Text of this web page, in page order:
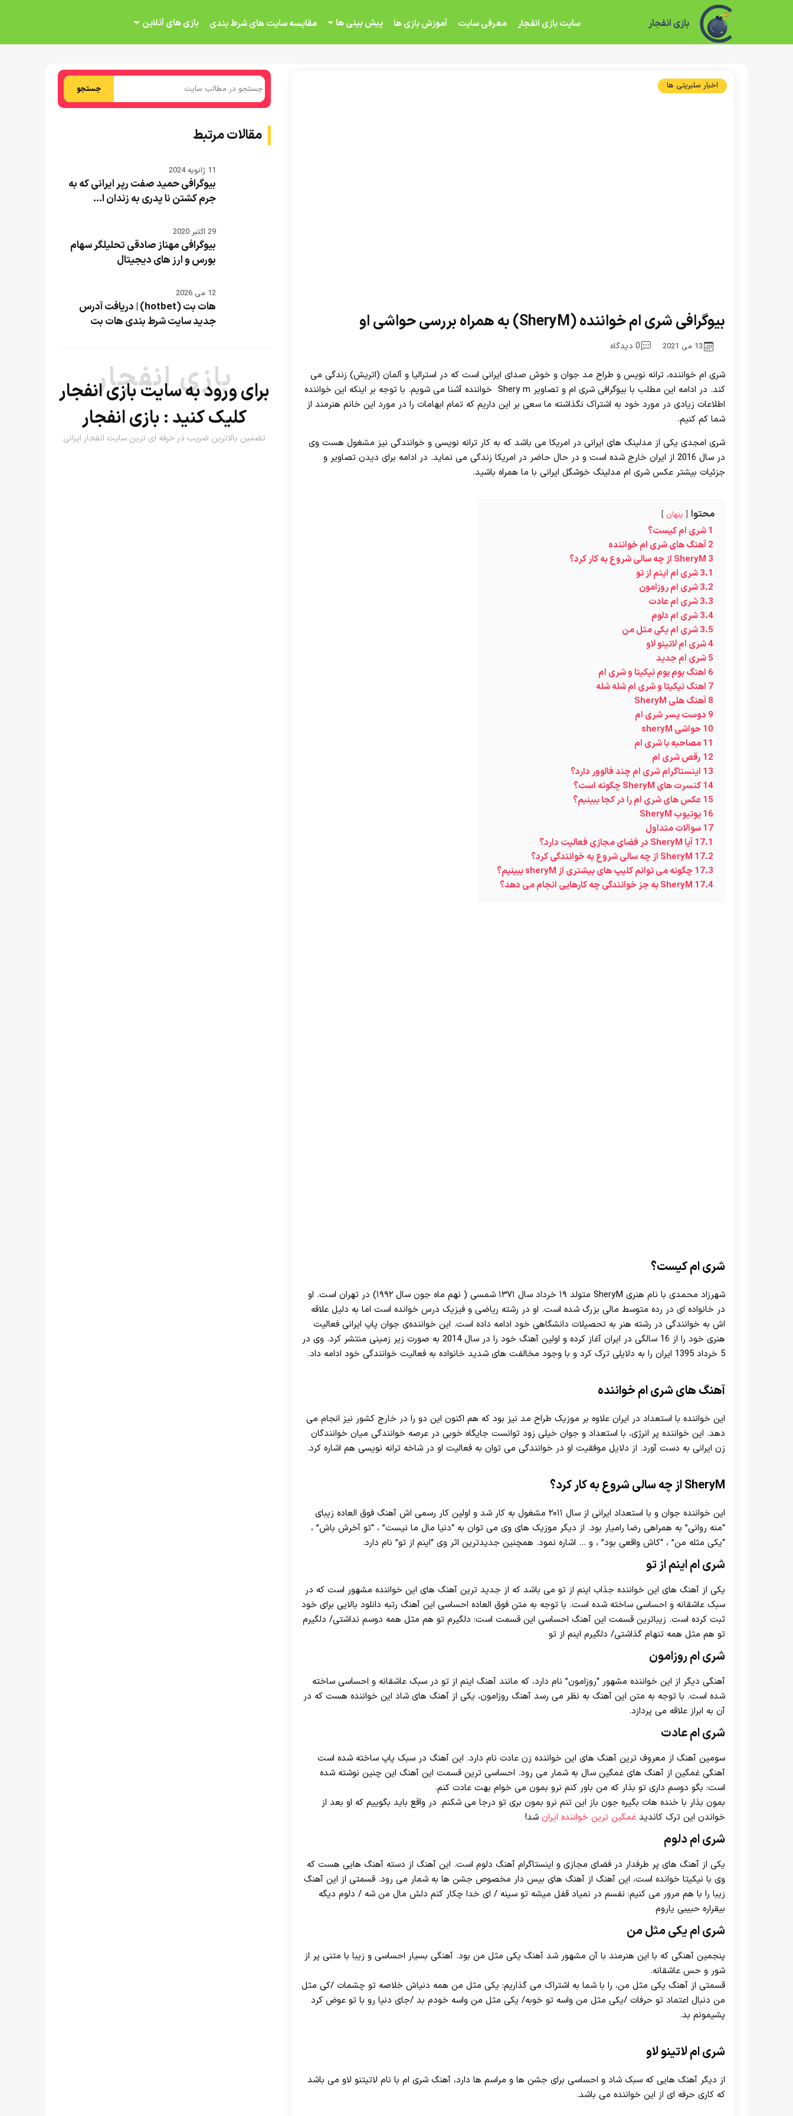
30 تا 50 درصد شارژ هدیه بیشتر فقط با ثبت نام در هات بت
بازی انفجار سایت بازی انفجار معرفی سایت آموزش بازی ها پیش بینی ها مقایسه سایت های شرط بندی بازی های آنلاین
اخبار سلبریتی ها
بیوگرافی شری ام خواننده (SheryM) به همراه بررسی حواشی او
13 می 2021 0 دیدگاه
شری ام خواننده، ترانه نویس و طراح مد جوان و خوش صدای ایرانی است که در استرالیا و آلمان (اتریش) زندگی می
کند. در ادامه اين مطلب با بیوگرافی شری ام و تصاویر Shery m خواننده آشنا می شویم. با توجه بر اینکه این خواننده
اطلاعات زیادی در مورد خود به اشتراک نگذاشته ما سعی بر این داریم که تمام ابهامات را در مورد این خانم هنرمند از
شما کم کنیم.
شری امجدی یکی از مدلینگ های ایرانی در امریکا می باشد که به کار ترانه نویسی و خوانندگی نیز مشغول هست وی
در سال 2016 از ایران خارج شده است و در حال حاضر در امریکا زندگی می نماید. در ادامه برای دیدن تصاویر و
جزئیات بیشتر عکس شری ام مدلینگ خوشگل ایرانی با ما همراه باشید.
محتوا پنهان
1شری ام کیست؟
2آهنگ های شری ام خواننده
3 SheryM از چه سالی شروع به کار کرد؟
3.1شری ام اینم از تو
3.2شری ام روزامون
3.3شری ام عادت
3.4شری ام دلوم
3.5شری ام یکی مثل من
4شری ام لاتینو لاو
5شری ام جدید
6 اهنگ بوم بوم نیکیتا و شری ام
7 اهنگ نیکیتا و شری ام شله شله
8آهنگ هلی SheryM
9 دوست پسر شری ام
10 حواشی sheryM
11مصاحبه با شری ام
12 رقص شری ام
13 اینستاگرام شری ام چند فالوور دارد؟
14کنسرت های SheryM چگونه است؟
15عکس های شری ام را در کجا ببینیم؟
16یوتیوب SheryM
17سوالات متداول
17.1آیا SheryM در فضای مجازی فعالیت دارد؟
17.2 SheryM از چه سالی شروع به خوانندگی کرد؟
17.3 چگونه می توانم کلیپ های بیشتری از sheryM ببینیم؟
17.4 SheryM به جز خوانندگی چه کارهایی انجام می دهد؟
شری ام کیست؟
شهرزاد محمدی با نام هنری SheryM متولد ۱۹ خرداد سال ۱۳۷۱ شمسی ( نهم ماه جون سال ۱۹۹۲) در تهران است. او
در خانواده ای در رده متوسط مالی بزرگ شده است. او در رشته ریاضی و فیزیک درس خوانده است اما به دلیل علاقه
اش به خوانندگی در رشته هنر به تحصیلات دانشگاهی خود ادامه داده است. این خواننده‌ی جوان پاپ ایرانی فعالیت
هنری خود را از 16 سالگی در ایران آغاز کرده و اولین آهنگ خود را در سال 2014 به صورت زیر زمینی منتشر کرد. وی در
5 خرداد 1395 ایران را به دلایلی ترک کرد و با وجود مخالفت‌ های شدید خانواده به فعالیت خوانندگی خود ادامه داد.
آهنگ های شری ام خواننده
این خواننده با استعداد در ایران علاوه بر موزیک طراح مد نیز بود که هم اکنون این دو را در خارج کشور نیز انجام می
دهد. این خواننده پر انرژی، با استعداد و جوان خیلی زود توانست جایگاه خوبی در عرصه خوانندگی میان خوانندگان
زن ایرانی به دست آورد. از دلایل موفقیت او در خوانندگی می توان به فعالیت او در شاخه ترانه نویسی هم اشاره کرد.
SheryM از چه سالی شروع به کار کرد؟
این خواننده جوان و با استعداد ایرانی از سال ۲۰۱۱ مشغول به کار شد و اولین کار رسمی اش آهنگ فوق العاده زیبای
“منه روانی” به همراهی رضا رامیار بود. از دیگر موزیک های وی می توان به “دنیا مال ما نیست” ، “تو آخرش باش” ،
“یکی مثله من” ، “کاش واقعی بود” ، و … اشاره نمود. همچنین جدیدترین اثر وی “اینم از تو” نام دارد.
شری ام اینم از تو
یکی از آهنگ های این خواننده جذاب اینم از تو می باشد که از جدید ترین آهنگ های این خواننده مشهور است که در
سبک عاشقانه و احساسی ساخته شده است. با توجه به متن فوق العاده احساسی این آهنگ رتبه دانلود بالایی برای خود
ثبت کرده است. زیباترین قسمت این آهنگ احساسی این قسمت است: دلگیرم تو هم مثل همه دوسم نداشتی/ دلگیرم
تو هم مثل همه تنهام گذاشتی/ دلگیرم اینم از تو
شری ام روزامون
آهنگی دیگر از این خواننده مشهور “روزامون” نام دارد، که مانند آهنگ اینم از تو در سبک عاشقانه و احساسی ساخته
شده است. با توجه به متن این آهنگ به نظر می رسد آهنگ روزامون، یکی از آهنگ های شاد این خواننده هست که در
آن به ابراز علاقه می پردازد.
شری ام عادت
سومین آهنگ از معروف ترین آهنگ های این خواننده زن عادت نام دارد. این آهنگ در سبک پاپ ساخته شده است
آهنگی غمگین از آهنگ های غمگین سال به شمار می رود. احساسی ترین قسمت این آهنگ این چنین نوشته شده
است: بگو دوسم داری تو بذار که من باور کنم نرو بمون می خوام بهت عادت کنم.
بمون بذار با خنده هات بگیره جون باز این تنم نرو بمون بری تو درجا می شکنم. در واقع باید بگوییم که او بعد از
خواندن این ترک کاندیدغمگین ترین خواننده ایران شد!
شری ام دلوم
یکی از آهنگ های پر طرفدار در فضای مجازی و اینستاگرام آهنگ دلوم است. این آهنگ از دسته آهنگ هایی هست که
وی با نیکیتا خوانده است، این آهنگ از آهنگ های بیس دار مخصوص جشن ها به شمار می رود. قسمتی از این آهنگ
زیبا را با هم مرور می کنیم: نفسم در نمیاد قفل میشه تو سینه / ای خدا چکار کنم دلش مال من شه / دلوم دیگه
بیقراره حبیبی یاروم
شری ام یکی مثل من
پنجمین آهنگی که با این هنرمند با آن مشهور شد آهنگ یکی مثل من بود. آهنگی بسیار احساسی و زیبا با متنی پر از
شور و حس عاشقانه.
قسمتی از آهنگ یکی مثل من، را با شما به اشتراک می گذاریم: یکی مثل من همه دنیاش خلاصه تو چشمات /کی مثل
من دنبال اعتماد تو حرفات /یکی مثل من واسه تو خوبه/ یکی مثل من واسه خودم بد /جای دنیا رو با تو عوض کرد
پشیمونم بد.
شری ام لاتینو لاو
از دیگر آهنگ هایی که سبک شاد و احساسی برای جشن ها و مراسم ها دارد، آهنگ شری ام با نام لاتیتنو لاو می باشد
که کاری حرفه ای از این خواننده می باشد.
جستجو
مقالات مرتبط
11 ژانویه 2024
بیوگرافی حمید صفت رپر ایرانی که به
جرم کشتن نا پدری به زندان ا...
29 اکتبر 2020
بیوگرافی مهناز صادقی تحلیلگر سهام
بورس و ارز های دیجیتال
12 می 2026
هات بت (hotbet) | دریافت آدرس
جدید سایت شرط بندی هات بت
بازی انفجار
برای ورود به سایت بازی انفجار
کلیک کنید : بازی انفجار
تضمین بالاترین ضریب در حرفه ای ترین سایت انفجار ایرانی